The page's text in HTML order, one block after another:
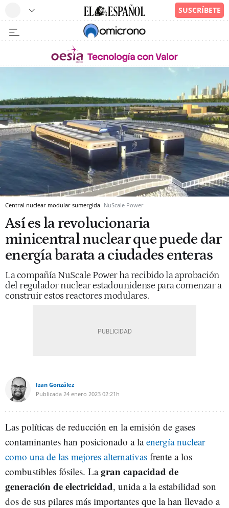
Central nuclear modular sumergida NuScale Power
Así es la revolucionaria
minicentral nuclear que puede dar
energía barata a ciudades enteras
La compañía NuScale Power ha recibido la aprobación
del regulador nuclear estadounidense para comenzar a
construir estos reactores modulares.
Izan González
Publicada 24 enero 2023 02:21h
Las políticas de reducción en la emisión de gases
contaminantes han posicionado a laenergía nuclear
como una de las mejores alternativas frente a los
combustibles fósiles. Lagran capacidad de
generación de electricidad, unida a la estabilidad son
dos de sus pilares más importantes que la han llevado a